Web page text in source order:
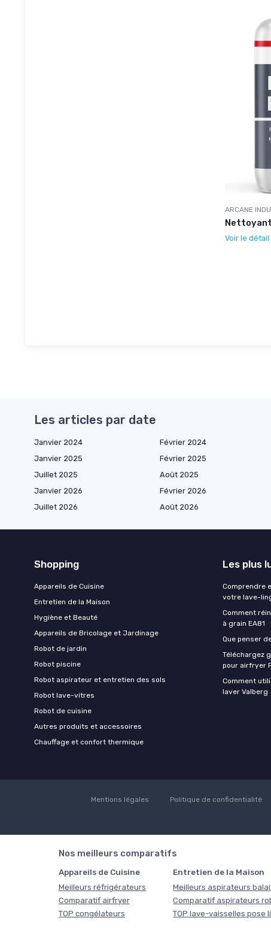
ARCANE
Voir le détail
Les articles par date
Janvier 2024 Février 2024
Janvier 2025
Février 2025
Juillet 2025
Août 2025
Janvier 2026
Février 2026
Juillet 2026
Août 2026
Shopping
Appareils de Cuisine
Entretien de la Maison
Hygiène et Beauté
Appareils de Bricolage et Jardinage
Robot de jardin
Robot piscine
Robot aspirateur et entretien des sols
Robot lave-vitres
Robot de cuisine
Autres produits et accessoires
Chauffage et confort thermique
Les plus
Comprendre
votre lave-
Comment
à grain EA81
Que penser
Téléchargez
pour airfryer
Comment
laver Valberg
Mentions légales Politique de confidentialité
Nos meilleurs comparatifs
Appareils de Cuisine
Meilleurs réfrigérateurs
Comparatif airfryer
TOP congélateurs
Entretien de la Maison
Meilleurs aspirateurs
Comparatif aspirateurs
TOP lave-vaisselles pose